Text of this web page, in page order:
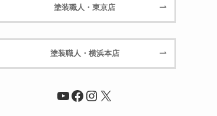
塗装職人・東京店
塗装職人・横浜本店
YouTube
Facebook
Instagram
X